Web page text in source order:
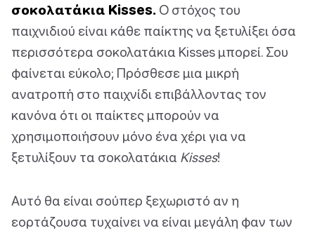
σοκολατάκια Kisses. Ο στόχος του
παιχνιδιού είναι κάθε παίκτης να ξετυλίξει όσα
περισσότερα σοκολατάκια Kisses μπορεί. Σου
φαίνεται εύκολο; Πρόσθεσε μια μικρή
ανατροπή στο παιχνίδι επιβάλλοντας τον
κανόνα ότι οι παίκτες μπορούν να
χρησιμοποιήσουν μόνο ένα χέρι για να
ξετυλίξουν τα σοκολατάκια Kisses!
Αυτό θα είναι σούπερ ξεχωριστό αν η
εορτάζουσα τυχαίνει να είναι μεγάλη φαν των